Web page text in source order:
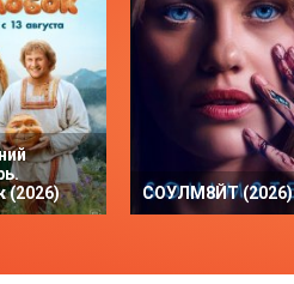
(2026)
СОУЛМ8ЙТ (2026)